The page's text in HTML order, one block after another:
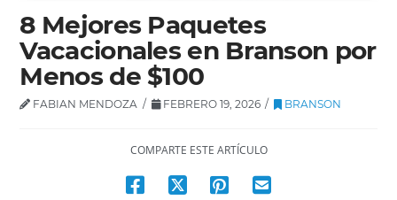
8 Mejores Paquetes
Vacacionales en Branson por
Menos de $100
FABIAN MENDOZA FEBRERO 19, 2026 BRANSON
COMPARTE ESTE ARTÍCULO